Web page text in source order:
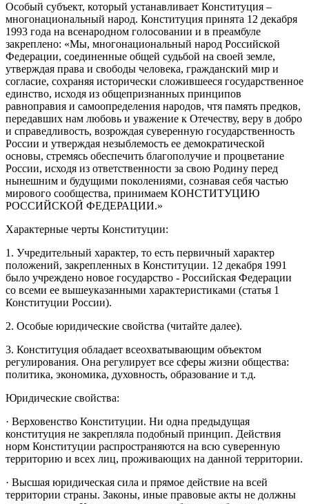
Особый субъект, который устанавливает Конституция –
многонациональный народ. Конституция принята 12 декабря
1993 года на всенародном голосовании и в преамбуле
закреплено: «Мы, многонациональный народ Российской
Федерации, соединенные общей судьбой на своей земле,
утверждая права и свободы человека, гражданский мир и
согласие, сохраняя исторически сложившееся государственное
единство, исходя из общепризнанных принципов
равноправия и самоопределения народов, чтя память предков,
передавших нам любовь и уважение к Отечеству, веру в добро
и справедливость, возрождая суверенную государственность
России и утверждая незыблемость ее демократической
основы, стремясь обеспечить благополучие и процветание
России, исходя из ответственности за свою Родину перед
нынешним и будущими поколениями, сознавая себя частью
мирового сообщества, принимаем КОНСТИТУЦИЮ
РОССИЙСКОЙ ФЕДЕРАЦИИ.»
Характерные черты Конституции:
1. Учредительный характер, то есть первичный характер
положений, закрепленных в Конституции. 12 декабря 1991
было учреждено новое государство - Российская Федерации
со всеми ее вышеуказанными характеристиками (статья 1
Конституции России).
2. Особые юридические свойства (читайте далее).
3. Конституция обладает всеохватывающим объектом
регулирования. Она регулирует все сферы жизни общества:
политика, экономика, духовность, образование и т.д.
Юридические свойства:
· Верховенство Конституции. Ни одна предыдущая
конституция не закрепляла подобный принцип. Действия
норм Конституции распространяются на всю суверенную
территорию и всех лиц, проживающих на данной территории.
· Высшая юридическая сила и прямое действие на всей
территории страны. Законы, иные правовые акты не должны